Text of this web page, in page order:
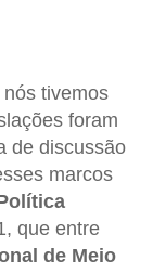
nós tivemos
foram
de discussão
marcos
que entre
de Meio